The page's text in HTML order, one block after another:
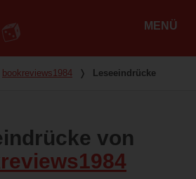
MENÜ
bookreviews1984 ❭ Leseeindrücke
von